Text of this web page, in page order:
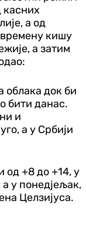
касних
а од
кишу
а затим
облака док би
бити данас.
и
а у Србији
од +8 до +14, у
а у понедјељак,
Целзијуса.